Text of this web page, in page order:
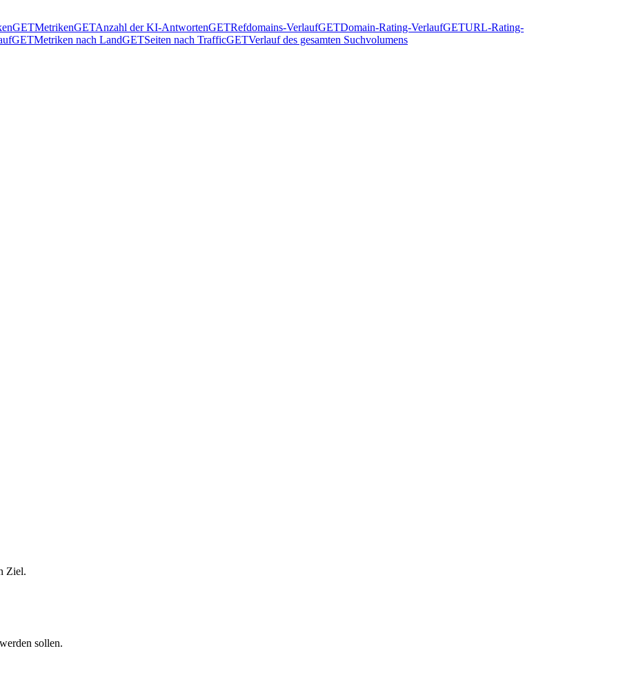
GETMetrikenGETAnzahl der KI-AntwortenGETRefdomains-VerlaufGETDomain-Rating-VerlaufGETURL-Rating-
GETMetriken nach LandGETSeiten nach TrafficGETVerlauf des gesamten Suchvolumens
Ziel.
sollen.